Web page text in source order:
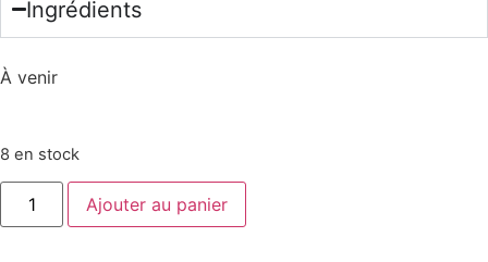
Ingrédients
À venir
8 en stock
Ajouter au panier